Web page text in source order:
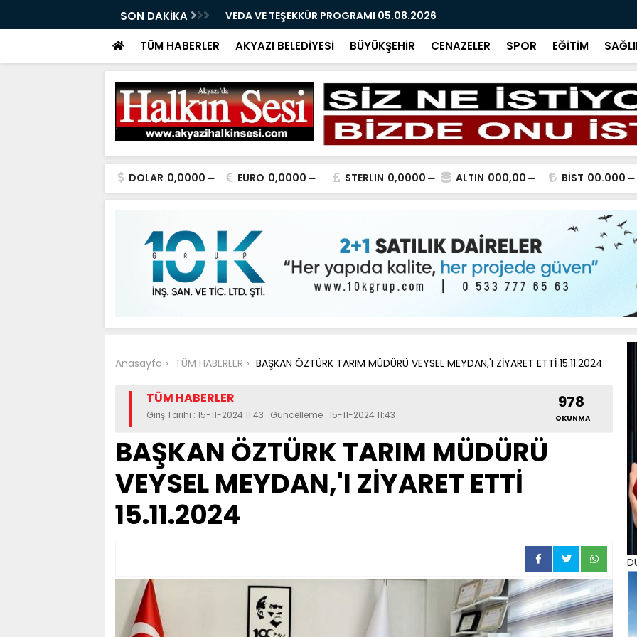
SON DAKİKA VEDA VE TEŞEKKÜR PROGRAMI 05.08.2026
TÜM HABERLER AKYAZI BELEDİYESİ BÜYÜKŞEHİR CENAZELER SPOR EĞİTİM
DOLAR 0,0000 EURO 0,0000 STERLIN 0,0000 ALTIN 000,00 BİST 00.000
Anasayfa TÜM HABERLER BAŞKAN ÖZTÜRK TARIM MÜDÜRÜ VEYSEL MEYDAN,'I ZİYARET ETTİ 15.11.2024
TÜM HABERLER
Giriş Tarihi : 15-11-2024 11:43 Güncelleme : 15-11-2024 11:43
978
OKUNMA
BAŞKAN ÖZTÜRK TARIM MÜDÜRÜ
VEYSEL MEYDAN,'I ZİYARET ETTİ
15.11.2024